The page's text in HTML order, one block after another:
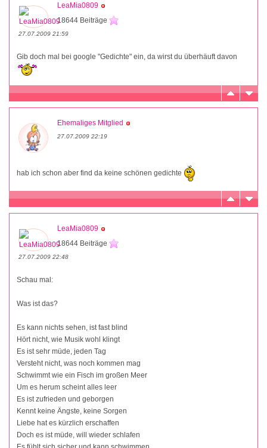
LeaMia0809
18644 Beiträge
27.07.2009 21:59
Gib doch mal bei google "Gedichte" ein, da wirst du überhäuft davon
Ehemaliges Mitglied
27.07.2009 22:19
hab ich schon aber find da keine schönen gedichte
LeaMia0809
18644 Beiträge
27.07.2009 22:48
Schau mal:
Was ist das?
Es kann nichts sehen, ist fast blind
Hört nicht, wie Musik wohl klingt
Es ist sehr müde, jeden Tag
Versteht nicht, was noch kommen mag
Schwimmt wie ein Fisch im großen Meer
Um es herum scheint alles leer
Es ist zufrieden und geborgen
Kennt keine Ängste, keine Sorgen
Liebe hat es kürzlich erschaffen
Doch es ist müde, will wieder schlafen